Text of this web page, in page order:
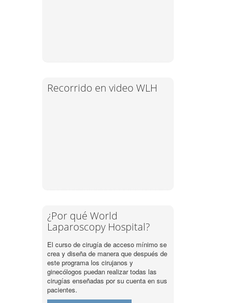
Recorrido en video WLH
¿Por qué World
Laparoscopy Hospital?
El curso de cirugía de acceso mínimo se
crea y diseña de manera que después de
este programa los cirujanos y
ginecólogos puedan realizar todas las
cirugías enseñadas por su cuenta en sus
pacientes.